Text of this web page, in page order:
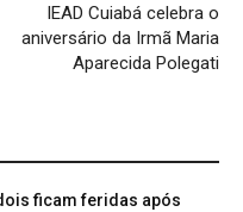
IEAD Cuiabá celebra o
aniversário da Irmã Maria
Aparecida Polegati
ficam feridas após